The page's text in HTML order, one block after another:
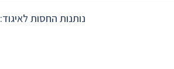
נותנות החסות לאיגוד: